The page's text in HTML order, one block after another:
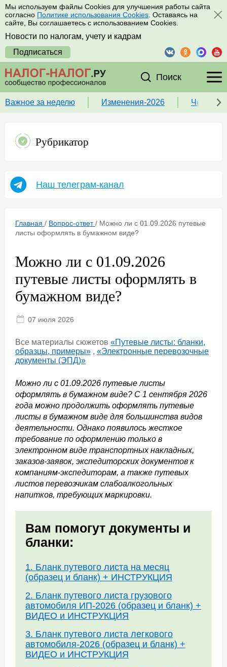
Мы используем файлы Cookies для улучшения работы сайта
согласно Политике использования Cookies . Оставаясь на
сайте, Вы соглашаетесь с использованием Cookies.
Новости по налогам, учету и кадрам
Подписаться
Поиск
Важное за неделю Изменения-2026 Чек-
Рубрикатор
Наш телеграм-канал
Главная / Вопрос-ответ / Можно ли с 01.09.2026 путевые
листы оформлять в бумажном виде?
Можно ли с 01.09.2026
путевые листы оформлять в
бумажном виде?
07 июля 2026
Все материалы сюжетов «Путевые листы: бланки,
образцы, примеры» , «Электронные перевозочные
документы (ЭПД)»
Можно ли с 01.09.2026 путевые листы
оформлять в бумажном виде? С 1 сентября 2026
года можно продолжить оформлять путевые
листы в бумажном виде для большинства видов
деятельности. Однако появилось жесткое
требование по оформлению только в
электронном виде транспортных накладных,
заказов-заявок, экспедиторских документов к
компаниям-экспедиторам, а также путевых
листов перевозчикам слабоалкогольных
напитков, требующих маркировки.
Вам помогут документы и
бланки:
1. Бланк путевого листа на месяц
(образец и бланк) + ИНСТРУКЦИЯ
2. Бланк путевого листа грузового
автомобиля ИП-2026 (образец и бланк) +
ВИДЕО и ИНСТРУКЦИЯ
3. Бланк путевого листа легкового
автомобиля-2026 (образец и бланк) +
ВИДЕО и ИНСТРУКЦИЯ